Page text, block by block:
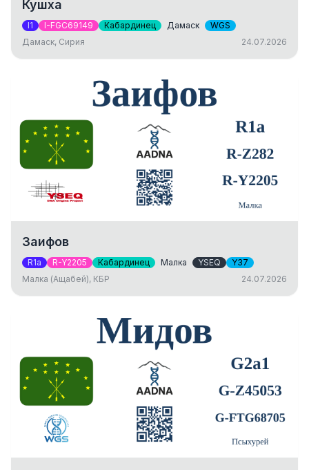
Кушха
I1 I-FGC69149 Кабардинец Дамаск
WGS
Дамаск, Сирия
24.07.2026
Заифов
R1a R-Y2205 Кабардинец Малка YSEQ
Y37
Малка (Ащабей), КБР
24.07.2026